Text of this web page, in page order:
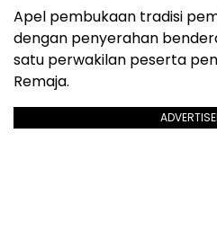
Apel pembukaan tradisi
dengan penyerahan
satu perwakilan peserta
Remaja.